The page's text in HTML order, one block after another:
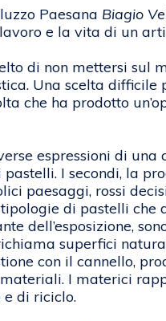
Paesana Biagio
e la vita di un
di non mettersi sul
Una scelta
che ha prodotto
espressioni di
I secondi, la
paesaggi, rossi
di pastelli
dell’esposizione,
superfici
con il cannello,
I materici
di riciclo.